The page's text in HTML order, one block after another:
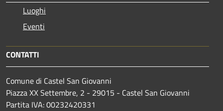
Luoghi
Eventi
CONTATTI
Comune di Castel San Giovanni
Piazza XX Settembre, 2 - 29015 - Castel San Giovanni
Partita IVA: 00232420331